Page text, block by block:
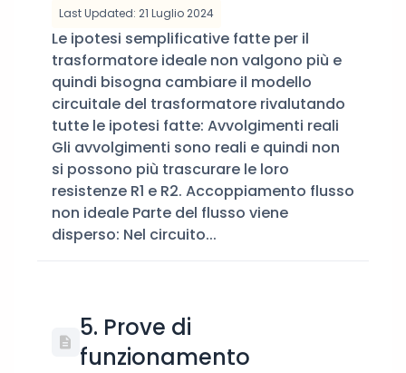
Last Updated: 21 Luglio 2024
Le ipotesi semplificative fatte per il
trasformatore ideale non valgono più e
quindi bisogna cambiare il modello
circuitale del trasformatore rivalutando
tutte le ipotesi fatte: Avvolgimenti reali
Gli avvolgimenti sono reali e quindi non
si possono più trascurare le loro
resistenze R1 e R2. Accoppiamento flusso
non ideale Parte del flusso viene
disperso: Nel circuito...
5. Prove di
funzionamento